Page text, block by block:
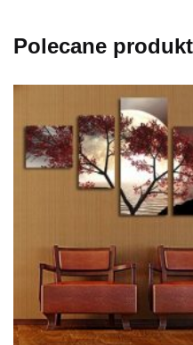
Polecane